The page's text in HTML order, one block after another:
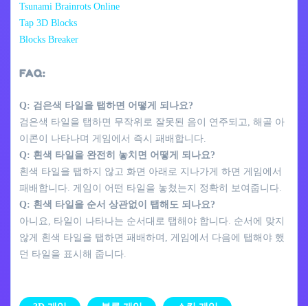
Tsunami Brainrots Online
Tap 3D Blocks
Blocks Breaker
FAQ:
Q: 검은색 타일을 탭하면 어떻게 되나요?
검은색 타일을 탭하면 무작위로 잘못된 음이 연주되고, 해골 아
이콘이 나타나며 게임에서 즉시 패배합니다.
Q: 흰색 타일을 완전히 놓치면 어떻게 되나요?
흰색 타일을 탭하지 않고 화면 아래로 지나가게 하면 게임에서
패배합니다. 게임이 어떤 타일을 놓쳤는지 정확히 보여줍니다.
Q: 흰색 타일을 순서 상관없이 탭해도 되나요?
아니요, 타일이 나타나는 순서대로 탭해야 합니다. 순서에 맞지
않게 흰색 타일을 탭하면 패배하며, 게임에서 다음에 탭해야 했
던 타일을 표시해 줍니다.